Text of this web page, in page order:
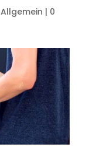
Allgemein | 0